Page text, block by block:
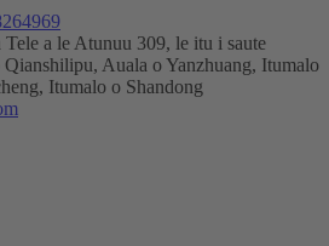
a le Atunuu 309, le itu i saute
Auala o Yanzhuang, Itumalo
Itumalo o Shandong